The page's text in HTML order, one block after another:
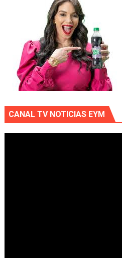
CANAL TV NOTICIAS EYM